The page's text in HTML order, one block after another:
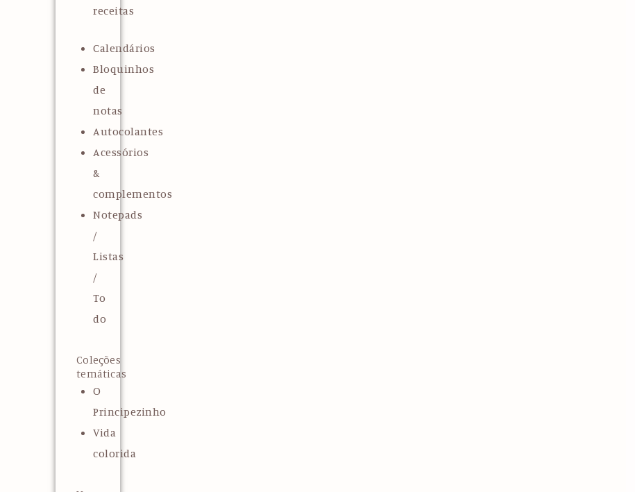
receitas
Calendários
Bloquinhos
de
notas
Autocolantes
Acessórios
&
complementos
Notepads
/
Listas
/
To
do
Coleções
temáticas
O
Principezinho
Vida
colorida